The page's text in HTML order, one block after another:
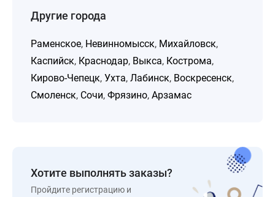
Другие города
Раменское, Невинномысск, Михайловск,
Каспийск, Краснодар, Выкса, Кострома,
Кирово-Чепецк, Ухта, Лабинск, Воскресенск,
Смоленск, Сочи, Фрязино, Арзамас
Хотите выполнять заказы?
Пройдите регистрацию и